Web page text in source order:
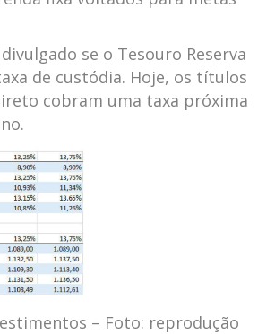
se o Tesouro Reserva
de custódia. Hoje, os títulos
cobram uma taxa próxima
– Foto: reprodução